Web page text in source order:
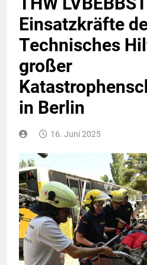
Einsatzkräfte
Technisches
großer
in Berlin
16. Juni 2025